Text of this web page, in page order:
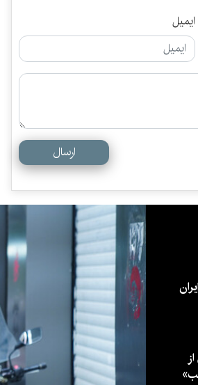
ایمیل
ارسال